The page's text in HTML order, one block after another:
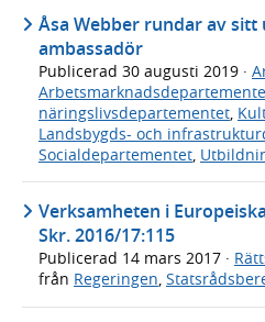
Åsa Webber rundar av sitt
ambassadör
Publicerad 30 augusti 2019 ·
näringslivsdepartementet
Landsbygds- och
Socialdepartementet
Verksamheten i
Skr. 2016/17:115
Publicerad 14 mars 2017 ·
från Regeringen,